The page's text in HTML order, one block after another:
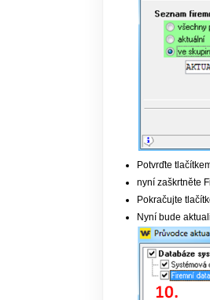
Potvrďte
nyní zaškrtněte
Pokračujte
Nyní bude